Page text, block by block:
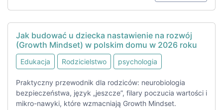
Jak budować u dziecka nastawienie na rozwój
(Growth Mindset) w polskim domu w 2026 roku
Edukacja Rodzicielstwo psychologia
Praktyczny przewodnik dla rodziców: neurobiologia
bezpieczeństwa, język „jeszcze”, filary poczucia wartości i
mikro-nawyki, które wzmacniają Growth Mindset.